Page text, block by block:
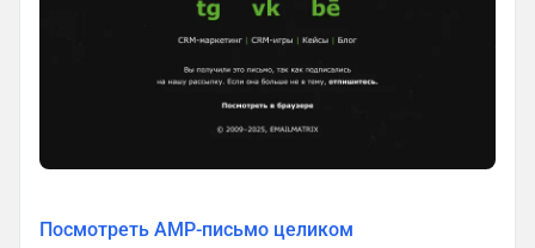
Посмотреть AMP-письмо целиком